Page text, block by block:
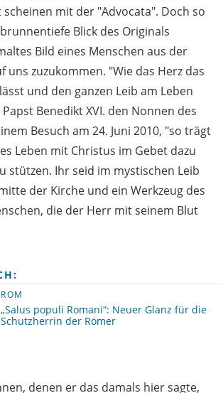
mit der "Advocata". Doch so
Blick des Originals
Bild eines Menschen aus der
uns zuzukommen. "Wie das Herz das
und den ganzen Leib am Leben
Benedikt XVI. den Nonnen des
Besuch am 24. Juni 2010, "so trägt
Leben mit Christus im Gebet dazu
stützen. Ihr seid im mystischen Leib
der Kirche und ein Werkzeug des
die der Herr mit seinem Blut
ROM
„Salus populi Romani“: Neuer Glanz für die
Schutzherrin der Römer
denen er das damals hier sagte,